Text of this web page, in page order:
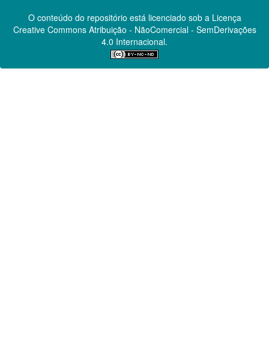
O conteúdo do repositório está licenciado sob a Licença
Creative CommonsAtribuição - NãoComercial - SemDerivações
4.0 Internacional.